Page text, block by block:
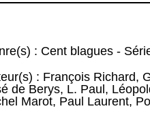
: Cent blagues -
: François Richard,
de Berys, L. Paul ,
Marot, Paul Laurent,